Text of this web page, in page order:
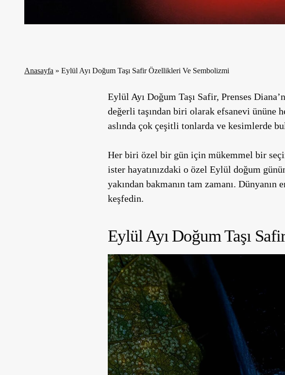
Anasayfa » Eylül Ayı Doğum Taşı Safir Özellikleri Ve Sembolizmi
Eylül Ayı Doğum Taşı Safir, Prenses
değerli taşından biri olarak efsanevi ününe
aslında çok çeşitli tonlarda ve kesimlerde
Her biri özel bir gün için mükemmel bir
ister hayatınızdaki o özel Eylül doğum
yakından bakmanın tam zamanı. Dünyanın
keşfedin.
Eylül Ayı Doğum Taşı